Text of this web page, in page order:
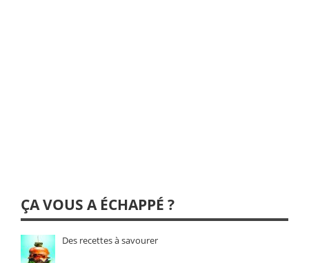
ÇA VOUS A ÉCHAPPÉ ?
Des recettes à savourer